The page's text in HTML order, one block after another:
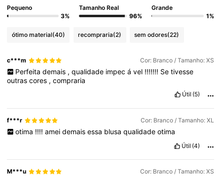
Pequeno
3%
Tamanho Real
96%
Grande
1%
ótimo material(40) recompraria(2) sem odores(22)
c***m Cor: Branco / Tamanho: XS
Perfeita demais , qualidade impec á vel !!!!!!! Se tivesse
outrascores ,compraria
Útil (5)
f***r Cor: Branco / Tamanho: XL
otima !!!! amei demais essa blusa qualidade otima
Útil (4)
M***u Cor: Branco / Tamanho: XS